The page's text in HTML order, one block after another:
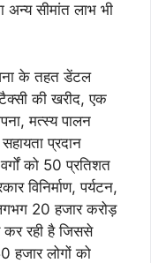
अन्य सीमांत लाभ भी
के तहत डेंटल
की खरीद, एक
मत्स्य पालन
प्रदान
को 50 प्रतिशत
विनिर्माण, पर्यटन,
लगभग 20 हजार करोड़
कर रही है जिससे
हजार लोगों को